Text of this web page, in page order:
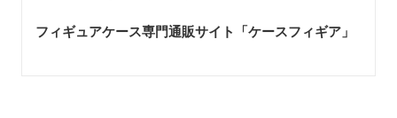
フィギュアケース専門通販サイト「ケースフィギア 」